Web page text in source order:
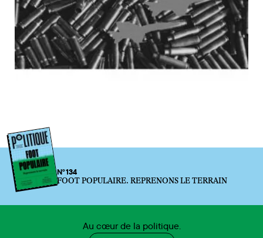
N°134
FOOT POPULAIRE. REPRENONS LE TERRAIN
Au cœur de la politique.